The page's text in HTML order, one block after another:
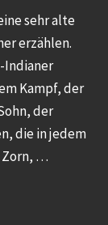
sehr alte
erzählen.
Indianer
Kampf, der
der
die in jedem
Zorn, …